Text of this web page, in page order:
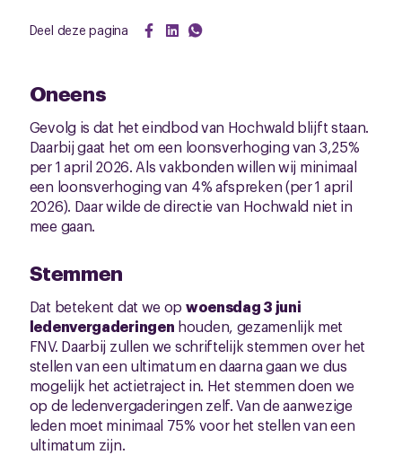
Deel deze pagina
Oneens
Gevolg is dat het eindbod van Hochwald blijft staan.
Daarbij gaat het om een loonsverhoging van 3,25%
per 1 april 2026. Als vakbonden willen wij minimaal
een loonsverhoging van 4% afspreken (per 1 april
2026). Daar wilde de directie van Hochwald niet in
mee gaan.
Stemmen
Dat betekent dat we op woensdag 3 juni
ledenvergaderingen houden, gezamenlijk met
FNV. Daarbij zullen we schriftelijk stemmen over het
stellen van een ultimatum en daarna gaan we dus
mogelijk het actietraject in. Het stemmen doen we
op de ledenvergaderingen zelf. Van de aanwezige
leden moet minimaal 75% voor het stellen van een
ultimatum zijn.